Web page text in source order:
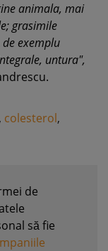
animala, mai
grasimile
exemplu
untura",
, colesterol,
de
să fie